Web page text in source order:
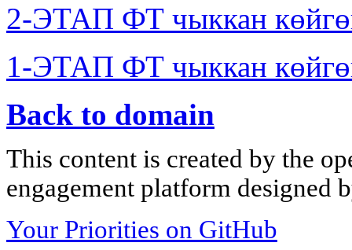
2-ЭТАП ФТ чыккан
1-ЭТАП ФТ чыккан
Back to domain
This content is created by the
engagement platform designed
Your Priorities on GitHub